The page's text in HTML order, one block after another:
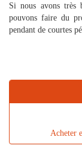
Si nous avons très
pouvons faire du
pendant de courtes
Acheter